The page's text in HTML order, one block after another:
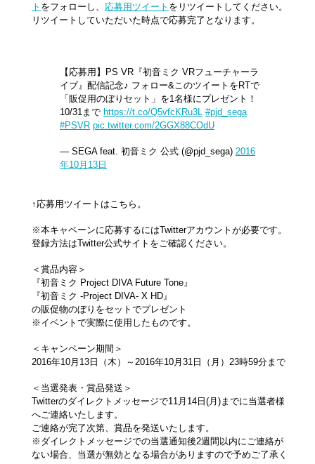
ト をフォローし、 応募用ツイート をリツイートしてください。
リツイートしていただいた時点で応募完了となります。
【応募用】PS VR『初音ミク VRフューチャーラ
イブ』配信記念♪ フォロー&このツイートをRTで
「販促用のぼりセット」を1名様にプレゼント！
10/31まで https://t.co/Q5vfcKRu3L
#pjd_sega
#PSVR pic.twitter.com/2GGX88COdU
— SEGA feat. 初音ミク 公式 (@pjd_sega) 2016
年10月13日
↑応募用ツイートはこちら。
※本キャペーンに応募するにはTwitterアカウントが必要です。
登録方法はTwitter公式サイトをご確認ください。
＜賞品内容＞
『初音ミク Project DIVA Future Tone』
『初音ミク -Project DIVA- X HD』
の販促物のぼりをセットでプレゼント
※イベントで実際に使用したものです。
＜キャンペーン期間＞
2016年10月13日（木）～2016年10月31日（月）23時59分まで
＜当選発表・賞品発送＞
Twitterのダイレクトメッセージで11月14日(月)までに当選者様
へご連絡いたします。
ご連絡が完了次第、賞品を発送いたします。
※ダイレクトメッセージでの当選通知後2週間以内にご連絡が
ない場合、当選が無効となる場合がありますので予めご了承く